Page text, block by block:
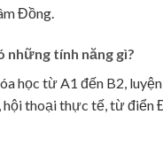
Đồng.
những tính năng gì?
học từ A1 đến B2,
thoại thực tế, từ điển